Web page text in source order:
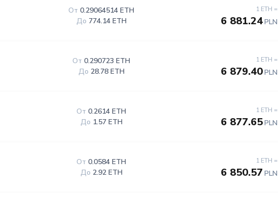
1 ETH =
6 881.24PLN
От 0.29064514 ETH
До 774.14 ETH
1 ETH =
6 879.40PLN
От 0.290723 ETH
До 28.78 ETH
1 ETH =
6 877.65PLN
От 0.2614 ETH
До 1.57 ETH
1 ETH =
6 850.57 PLN
От 0.0584 ETH
До 2.92 ETH